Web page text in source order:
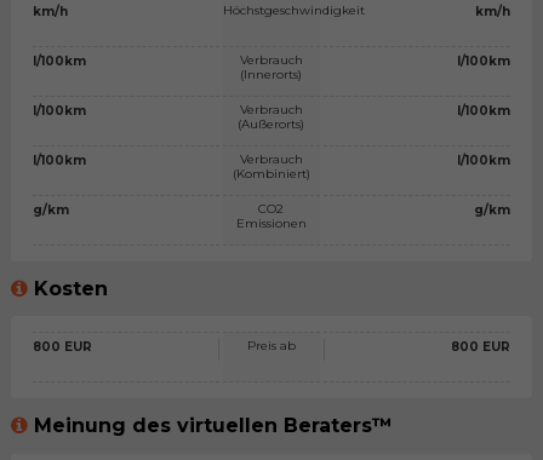
km/h
l/100km
l/100km
l/100km
g/km
Höchstgeschwindigkeit
Verbrauch
(Innerorts)
Verbrauch
(Außerorts)
Verbrauch
(Kombiniert)
CO2
Emissionen
km/h
l/100km
l/100km
l/100km
g/km
Kosten
800 EUR Preis ab 800 EUR
Meinung des virtuellen Beraters™